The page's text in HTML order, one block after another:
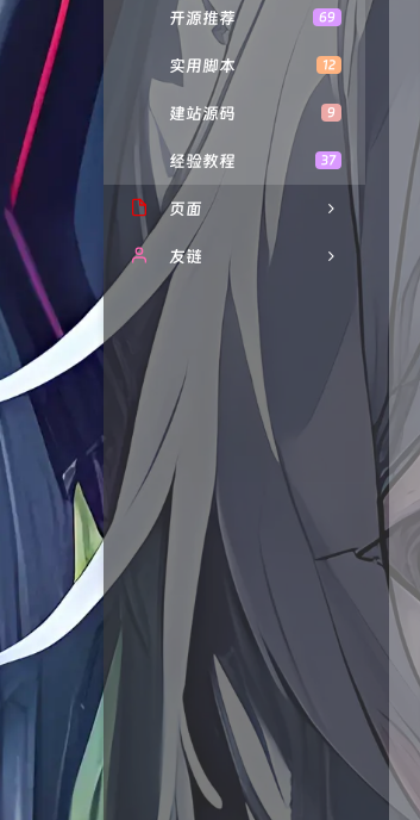
69
开源推荐
12
实用脚本
9
建站源码
37
经验教程
页面
赞赏
状态
服务
友链
说说
归档
友链
RuiBlog
六月墨语
韩小韩博客
RhoPaperの小站
峰峰的小窝
H涛の小窝
LINUX DO
qiaoqiao's blog
WJQSERVER博客
懋和道人
猫不吃鱼